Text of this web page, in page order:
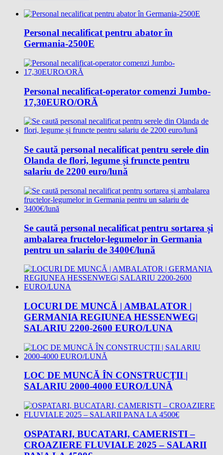
Personal necalificat pentru abator în
Germania-2500E
Personal necalificat-operator comenzi Jumbo-
17,30EURO/ORĂ
Se caută personal necalificat pentru serele din
Olanda de flori, legume și fruncte pentru
salariu de 2200 euro/lună
Se caută personal necalificat pentru sortarea și
ambalarea fructelor-legumelor in Germania
pentru un salariu de 3400€/lună
LOCURI DE MUNCĂ | AMBALATOR |
GERMANIA REGIUNEA HESSENWEG|
SALARIU 2200-2600 EURO/LUNA
LOC DE MUNCĂ ÎN CONSTRUCŢII |
SALARIU 2000-4000 EURO/LUNĂ
OSPATARI, BUCATARI, CAMERISTI –
CROAZIERE FLUVIALE 2025 – SALARII